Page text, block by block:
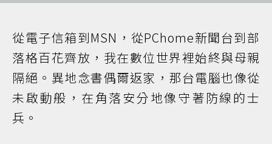
從電子信箱到MSN，從PChome新聞台到部
落格百花齊放，我在數位世界裡始終與母親
隔絕。異地念書偶爾返家，那台電腦也像從
未啟動般，在角落安分地像守著防線的士
兵。